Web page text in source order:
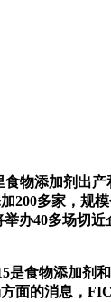
物添加剂出
200多家，规
办40多场切
食物添加剂
面的消息，